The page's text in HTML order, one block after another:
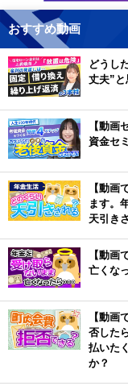
おすすめ動画
どうし
丈夫”と
【動画
資金セ
【動画
ます。
天引き
【動画
亡くな
【動画
否した
払いた
か？